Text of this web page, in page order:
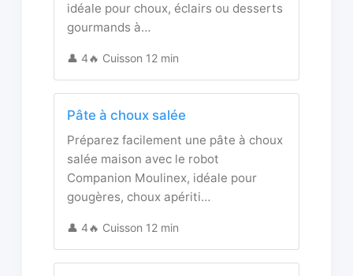
idéale pour choux, éclairs ou desserts
gourmands à…
👤 4🔥 Cuisson 12 min
Pâte à choux salée
Préparez facilement une pâte à choux
salée maison avec le robot
Companion Moulinex, idéale pour
gougères, choux apériti…
👤 4🔥 Cuisson 12 min